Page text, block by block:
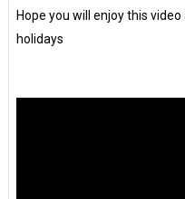
Hope you will enjoy this
holidays